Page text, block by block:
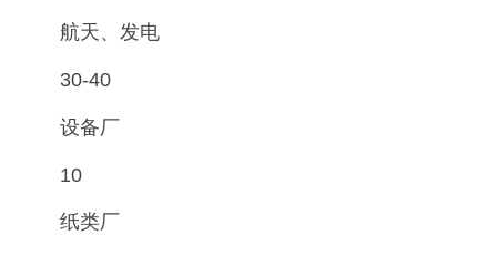
航天、发电
30-40
设备厂
10
纸类厂